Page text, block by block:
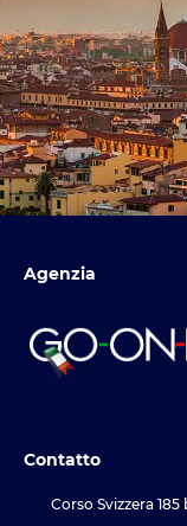
Agenzia
Contatto
Corso Svizzera 185